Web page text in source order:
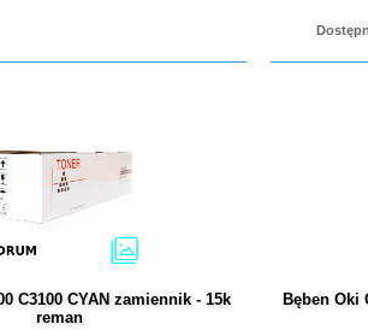
C3100 CYAN zamiennik - 15k
reman
Bęben Oki